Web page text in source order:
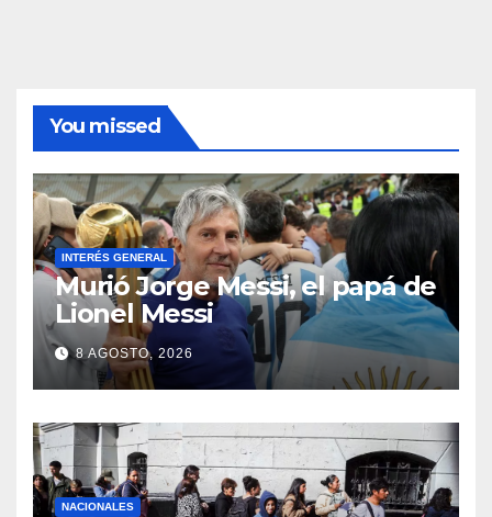
You missed
INTERÉS GENERAL
Murió Jorge Messi, el papá de
Lionel Messi
8 AGOSTO, 2026
NACIONALES